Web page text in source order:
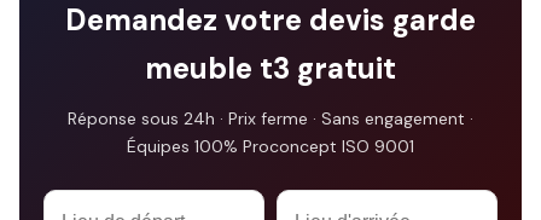
Demandez votre devis garde
meuble t3 gratuit
Réponse sous 24h · Prix ferme · Sans engagement ·
Équipes 100% Proconcept ISO 9001
Company